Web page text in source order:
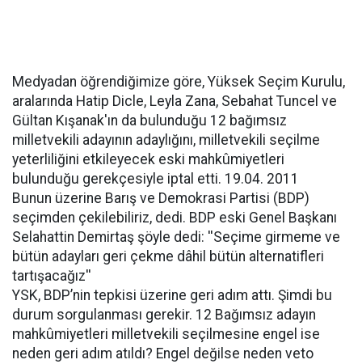
Medyadan öğrendiğimize göre, Yüksek Seçim Kurulu,
aralarında Hatip Dicle, Leyla Zana, Sebahat Tuncel ve
Gültan Kışanak'ın da bulunduğu 12 bağımsız
milletvekili adayının adaylığını, milletvekili seçilme
yeterliliğini etkileyecek eski mahkûmiyetleri
bulunduğu gerekçesiyle iptal etti. 19.04. 2011
Bunun üzerine Barış ve Demokrasi Partisi (BDP)
seçimden çekilebiliriz, dedi. BDP eski Genel Başkanı
Selahattin Demirtaş şöyle dedi: ''Seçime girmeme ve
bütün adayları geri çekme dâhil bütün alternatifleri
tartışacağız''
YSK, BDP’nin tepkisi üzerine geri adım attı. Şimdi bu
durum sorgulanması gerekir. 12 Bağımsız adayın
mahkûmiyetleri milletvekili seçilmesine engel ise
neden geri adım atıldı? Engel değilse neden veto